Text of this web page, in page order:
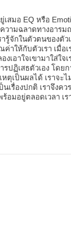
มอ EQ หรือ
วามฉลาดทางอาร
จักในตัวตนของตัวเ
าให้กับตัวเรา เมื่อ
อาใจเขามาใส่ใจ
ปฏิเสธตัวเอง โดย
ตุเป็นผลได้ เราจะ
รื่องปกติ เราจึงค
มอยู่ตลอดเวลา เ